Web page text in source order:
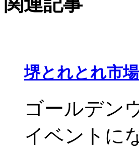
堺とれとれ市
ゴールデン
イベントに